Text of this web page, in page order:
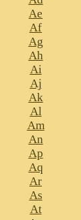
Ae
Af
Ag
Ah
Ai
Aj
Ak
Al
Am
An
Ap
Aq
Ar
As
At